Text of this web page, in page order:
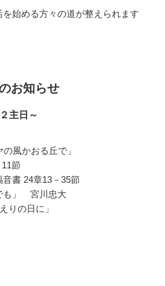
を始める方々の道が整えられます
お知らせ
主日～
風かおる丘で」
節
書 24章13－35節
」 宮川忠大
りの日に」